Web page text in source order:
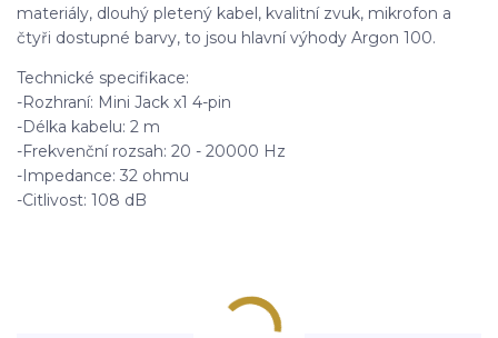
materiály, dlouhý pletený kabel, kvalitní zvuk, mikrofon a
čtyři dostupné barvy, to jsou hlavní výhody Argon 100.
Technické specifikace:
-Rozhraní: Mini Jack x1 4-pin
-Délka kabelu: 2 m
-Frekvenční rozsah: 20 - 20000 Hz
-Impedance: 32 ohmu
-Citlivost: 108 dB